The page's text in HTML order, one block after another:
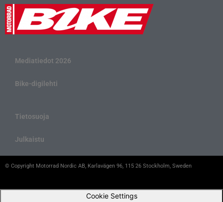
Mediatiedot 2026
Bike-digilehti
Tietosuoja
Julkaistu
© Copyright Motorrad Nordic AB, Karlavägen 96, 115 26 Stockholm, Sweden
Cookie Settings